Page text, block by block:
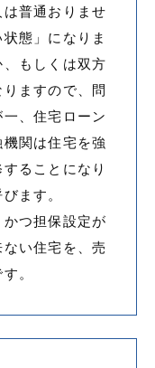
普通おりませ
態」になりま
もしくは双方
ますので、問
、住宅ローン
関は住宅を強
ることになり
ます。
つ担保設定が
い住宅を、売
。